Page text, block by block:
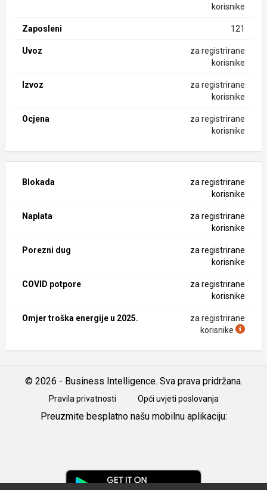
korisnike
Zaposleni 121
Uvoz
za registrirane
korisnike
Izvoz
za registrirane
korisnike
Ocjena
za registrirane
korisnike
Blokada
za registrirane
korisnike
Naplata
za registrirane
korisnike
Porezni dug
za registrirane
korisnike
COVID potpore
za registrirane
korisnike
Omjer troška energije u 2025.
za registrirane
korisnike
© 2026 - Business Intelligence. Sva prava pridržana.
Pravila privatnosti Opći uvjeti poslovanja
Preuzmite besplatno našu mobilnu aplikaciju: